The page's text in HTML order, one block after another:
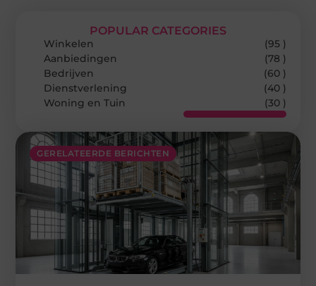
GERELATEERDE BERICHTEN
POPULAR CATEGORIES
Winkelen
(95 )
Aanbiedingen
(78 )
Bedrijven
(60 )
Dienstverlening
(40 )
Woning en Tuin
(30 )